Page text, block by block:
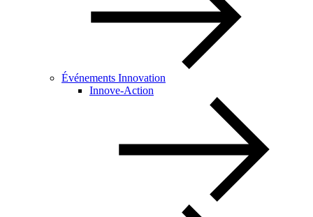
Événements Innovation
Innove-Action